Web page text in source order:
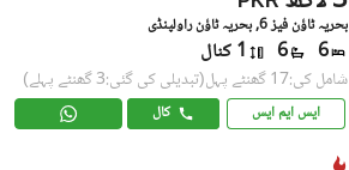
بحریہ ٹاؤن فیز 6, بحریہ ٹاؤن راولپنڈی
6
6 1 کنال
شامل کی:17 گھنٹے پہل (تبدیلی کی گئی:3 گھنٹے پہلے)
ایس ایم ایس کال